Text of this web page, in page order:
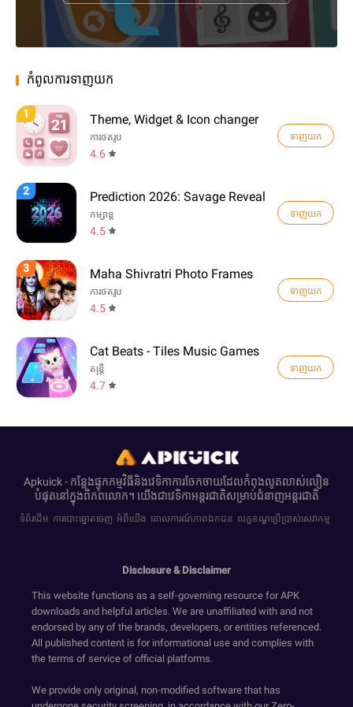
កំពូលការទាញយក
1 Theme, Widget & Icon changer
ការថតរូប
4.6
ទាញយក
2 Prediction 2026: Savage Reveal
កម្សាន្ត
4.5
ទាញយក
3 Maha Shivratri Photo Frames
ការថតរូប
4.5
ទាញយក
Cat Beats - Tiles Music Games
តន្ត្រី
4.7
ទាញយក
Apkuick - កន្លែងផ្ទុកកម្មវិធីនិងវេទិកាការចែកចាយដែលកំពុងលូតលាស់លឿន
បំផុតនៅក្នុងពិភពលោក។ យើង​ជាវេទិកាអន្តរជាតិ​សម្រាប់​ជំនាញ​អន្តរជាតិ
ទំព័រដើម ការបោះឆ្នោតចេញ អំពីយើង គោលការណ៍ភាពឯកជន លក្ខខណ្ឌប្រើប្រាស់សេវាកម្ម
Disclosure & Disclaimer
This website functions as a self-governing resource for APK
downloads and helpful articles. We are unaffiliated with and not
endorsed by any of the brands, developers, or entities referenced.
All published content is for informational use and complies with
the terms of service of official platforms.
We provide only original, non-modified software that has